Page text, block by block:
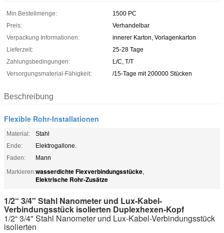
Min Bestellmenge:
1500 PC
Preis:
Verhandelbar
Verpackung Informationen:
innerer Karton, Vorlagenkarton
Lieferzeit:
25-28 Tage
Zahlungsbedingungen:
L/C, T/T
Versorgungsmaterial-Fähigkeit:
/15-Tage mit 200000 Stücken
Beschreibung
Flexible Rohr-Installationen
Material:
Stahl
Ende:
Elektrogallone.
Faden:
Mann
Markieren:wasserdichte Flexverbindungsstücke,
Elektrische Rohr-Zusätze
1/2“ 3/4" Stahl Nanometer und Lux-Kabel-
Verbindungsstück isolierten Duplexhexen-Kopf
1/2“ 3/4" Stahl Nanometer und Lux-Kabel-Verbindungsstück
isolierten